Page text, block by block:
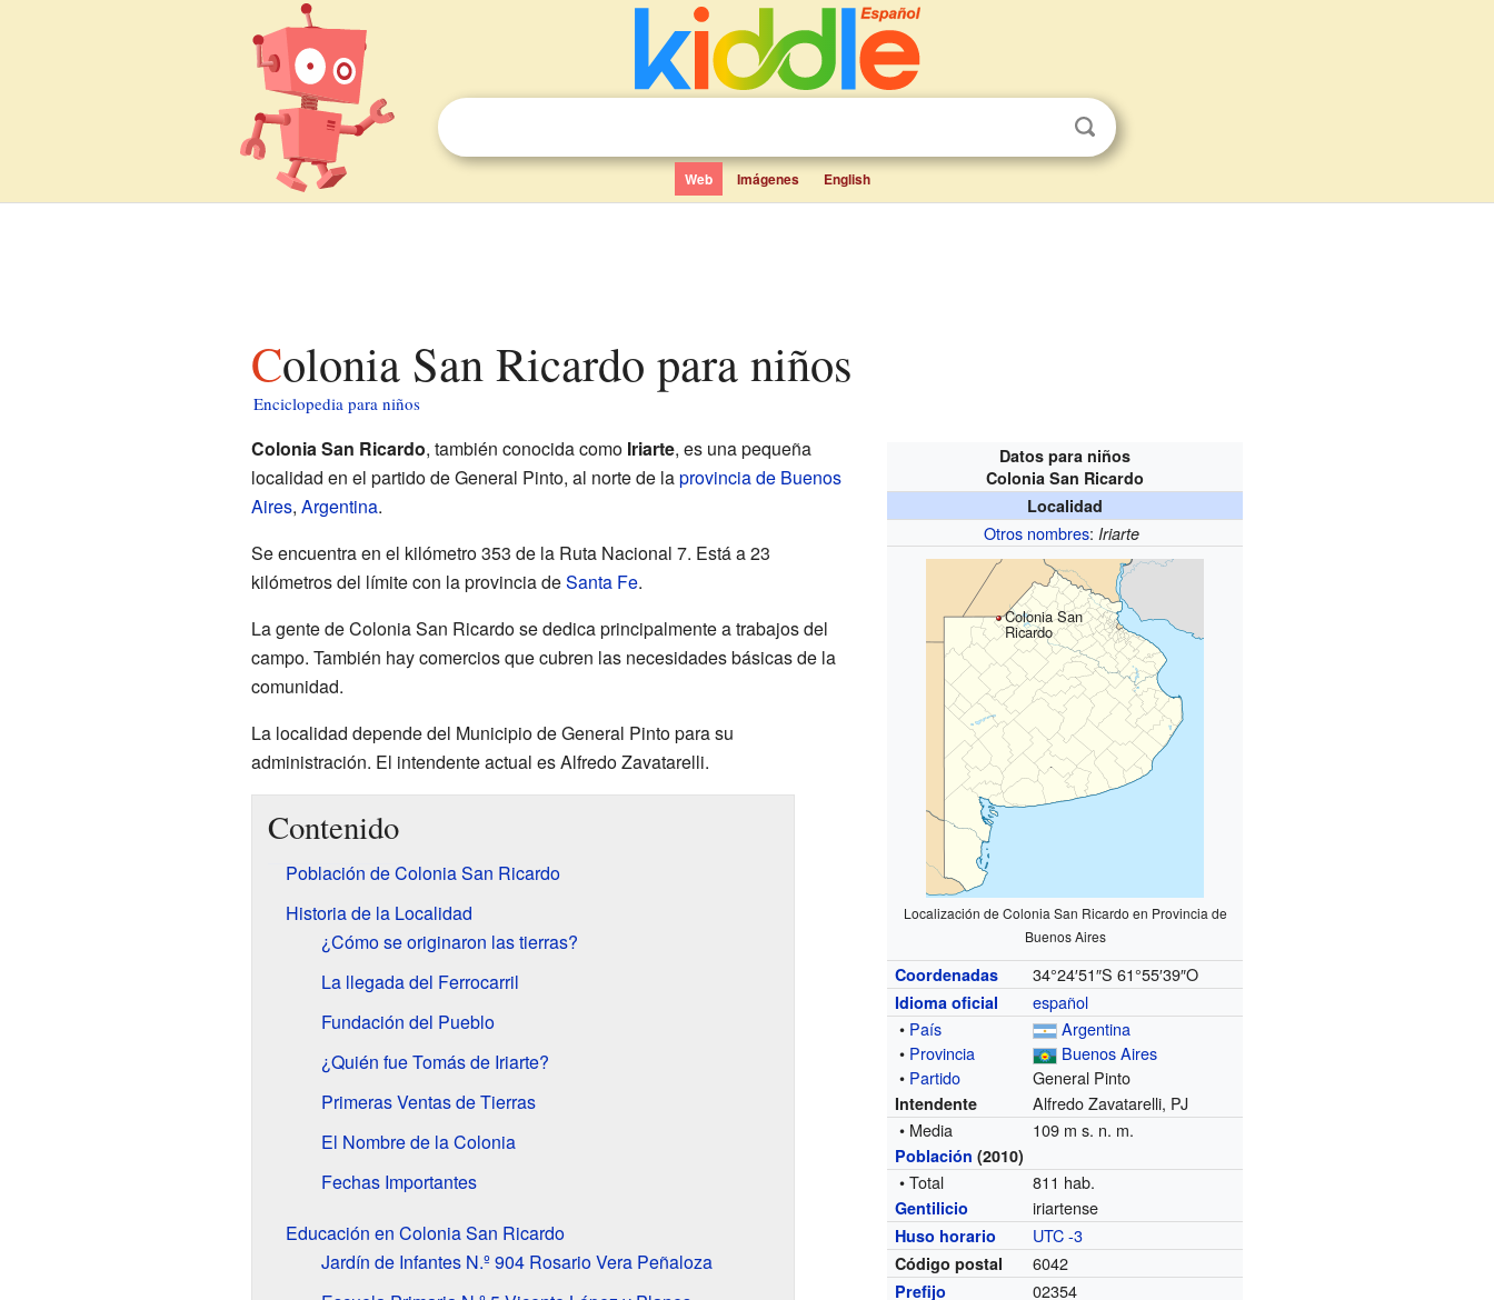
Web Imágenes English
Colonia San Ricardo para niños
Enciclopedia para niños
Datos para niños
Colonia San Ricardo
Localidad
Otros nombres: Iriarte
Colonia San
Ricardo
Localización de Colonia San Ricardo en Provincia de
Buenos Aires
Coordenadas 34°24′51″S 61°55′39″O
Idioma oficial
español
• País
Argentina
• Provincia
Buenos Aires
• Partido General Pinto
Intendente
Alfredo Zavatarelli, PJ
• Media
109 m s. n. m.
Población (2010)
• Total 811 hab.
Gentilicio iriartense
Huso horario UTC -3
Código postal 6042
Prefijo
02354
Colonia San Ricardo, también conocida como Iriarte, es una pequeña
localidad en el partido de General Pinto, al norte de laprovincia de Buenos
Aires, Argentina.
Se encuentra en el kilómetro 353 de la Ruta Nacional 7. Está a 23
kilómetros del límite con la provincia deSanta Fe.
La gente de Colonia San Ricardo se dedica principalmente a trabajos del
campo. También hay comercios que cubren las necesidades básicas de la
comunidad.
La localidad depende del Municipio de General Pinto para su
administración. El intendente actual es Alfredo Zavatarelli.
Contenido
Población de Colonia San Ricardo
Historia de la Localidad
¿Cómo se originaron las tierras?
La llegada del Ferrocarril
Fundación del Pueblo
¿Quién fue Tomás de Iriarte?
Primeras Ventas de Tierras
El Nombre de la Colonia
Fechas Importantes
Educación en Colonia San Ricardo
Jardín de Infantes N.º 904 Rosario Vera Peñaloza